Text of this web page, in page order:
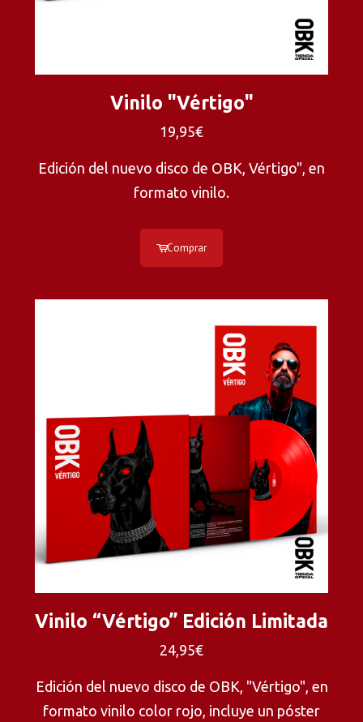
Vinilo "Vértigo"
19,95€
Edición del nuevo disco de OBK, Vértigo", en
formato vinilo.
Comprar
Vinilo “Vértigo” Edición Limitada
24,95€
Edición del nuevo disco de OBK, "Vértigo", en
formato vinilo color rojo, incluye un póster